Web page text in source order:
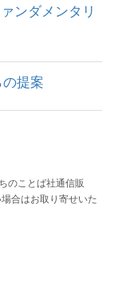
ンダメンタリ
提案
のことば社通信販
合はお取り寄せいた